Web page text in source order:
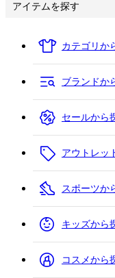
アイテムを探す
カテゴリか
ブランドか
セールから
アウトレッ
スポーツか
キッズから
コスメから